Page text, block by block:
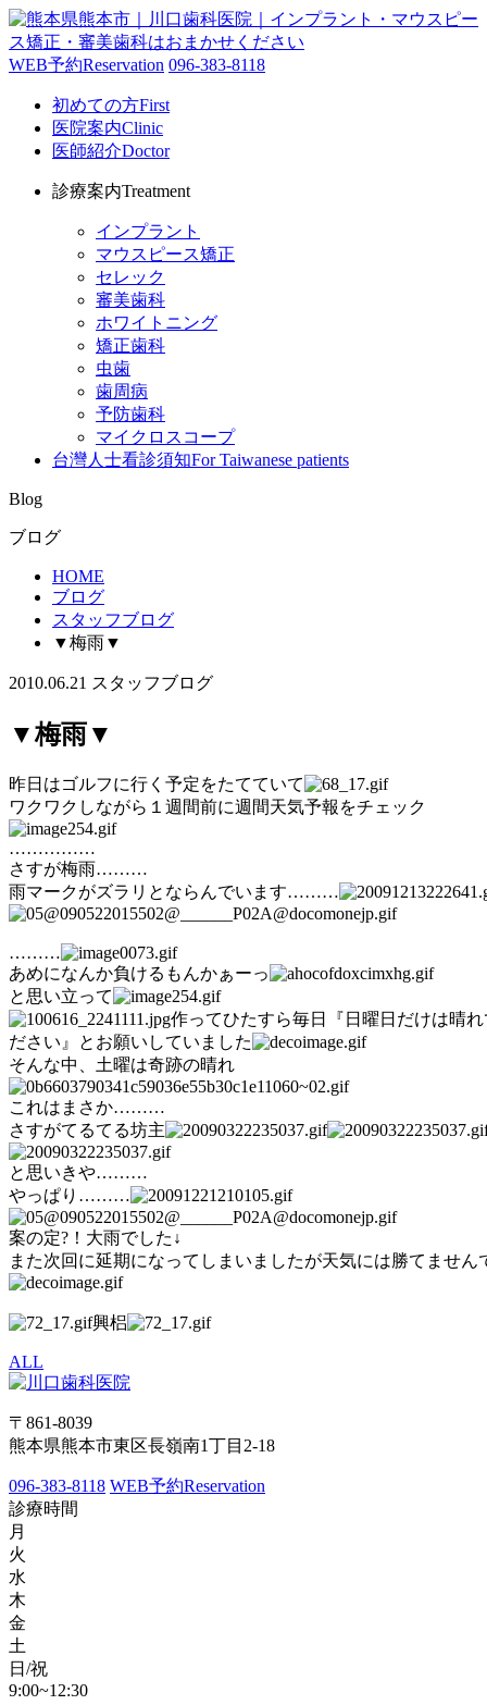
WEB予約Reservation 096-383-8118
初めての方First
医院案内Clinic
医師紹介Doctor
診療案内Treatment
インプラント
マウスピース矯正
セレック
審美歯科
ホワイトニング
矯正歯科
虫歯
歯周病
予防歯科
マイクロスコープ
台灣人士看診須知For Taiwanese patients
Blog
ブログ
HOME
ブログ
スタッフブログ
▼梅雨▼
2010.06.21 スタッフブログ
▼梅雨▼
昨日はゴルフに行く予定をたてていて
ワクワクしながら１週間前に週間天気予報をチェック
……………
さすが梅雨………
雨マークがズラリとならんでいます………
………
あめになんか負けるもんかぁーっ
と思い立って
作ってひたすら毎日『日曜日だけは晴
ださい』とお願いしていました
そんな中、土曜は奇跡の晴れ
これはまさか………
さすがてるてる坊主
と思いきや………
やっぱり………
案の定?！大雨でした↓
また次回に延期になってしまいましたが天気には勝てません
興梠
ALL
〒861-8039
熊本県熊本市東区長嶺南1丁目2-18
096-383-8118 WEB予約Reservation
診療時間
月
火
水
木
金
土
日/祝
9:00~12:30